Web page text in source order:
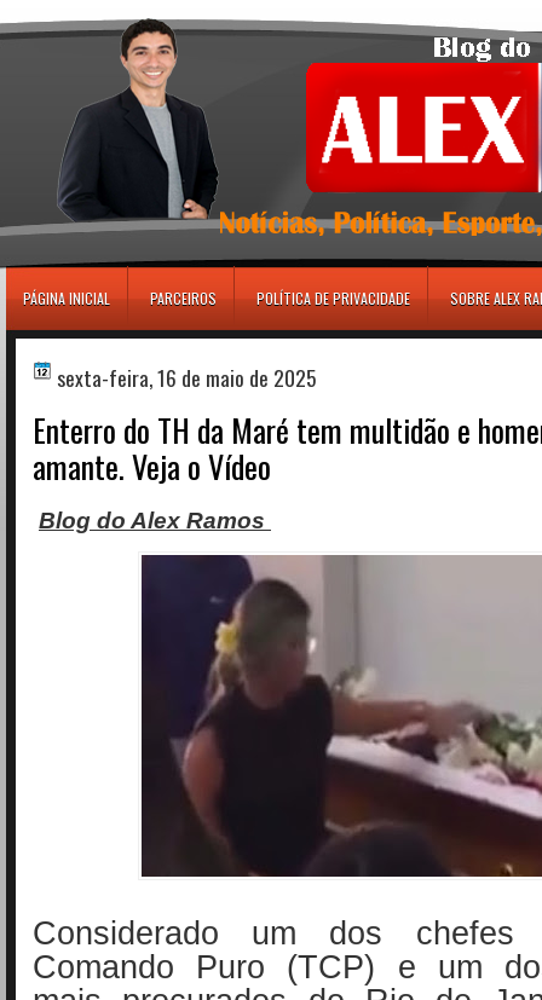
PÁGINA INICIAL PARCEIROS POLÍTICA DE PRIVACIDADE SOBRE ALEX
sexta-feira, 16 de maio de 2025
Enterro do TH da Maré tem multidão e
amante. Veja o Vídeo
Blog do Alex Ramos
Considerado um dos chefes
Comando Puro (TCP) e um